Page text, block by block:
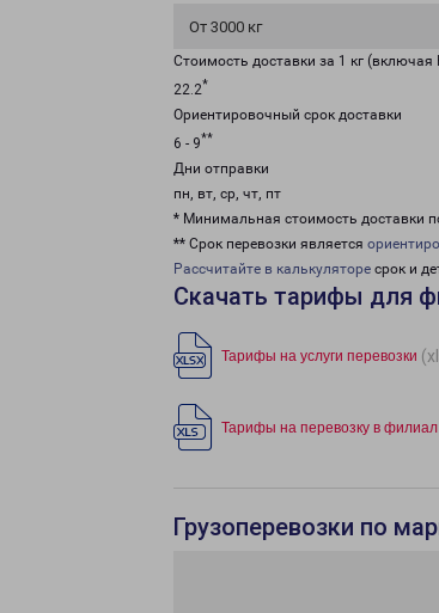
От 3000 кг
Стоимость доставки за 1 кг
22.2*
Ориентировочный срок доставки
6 - 9**
Дни отправки
пн, вт, ср, чт, пт
* Минимальная стоимость доставки
** Срок перевозки является
Рассчитайте в калькуляторе срок и
Скачать тарифы для
Тарифы на услуги перевозки
Тарифы на перевозку в филиал
Грузоперевозки по